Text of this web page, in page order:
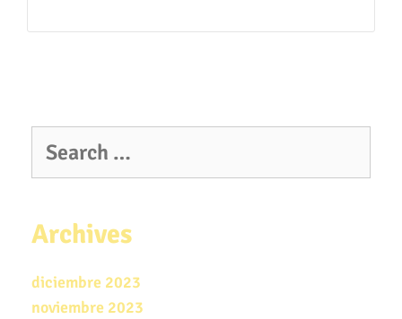
a
h
o
r
Archives
diciembre 2023
noviembre 2023